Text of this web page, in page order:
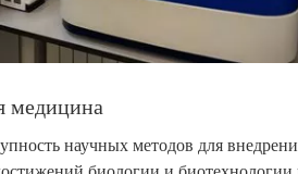
медицина
научных методов для внедрения